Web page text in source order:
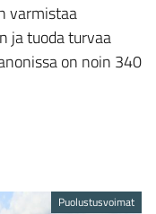
varmistaa
ja tuoda turvaa
on noin 340
Puolustusvoimat